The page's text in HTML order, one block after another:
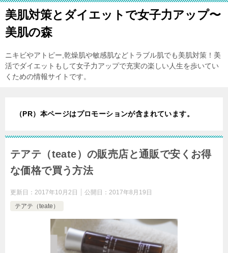
美肌対策とダイエットで女子力アップ〜
美肌の森
ニキビやアトピー,乾燥肌や敏感肌などトラブル肌でも美肌対策！美
活でダイエットもして女子力アップで充実の楽しい人生を歩いてい
くための情報サイトです。
（PR）本ページはプロモーションが含まれています。
テアテ（teate）の販売店と通販で安くお得
な価格で買う方法
更新日： 2017年10月2日 公開日： 2017年8月19日
テアテ（teate）